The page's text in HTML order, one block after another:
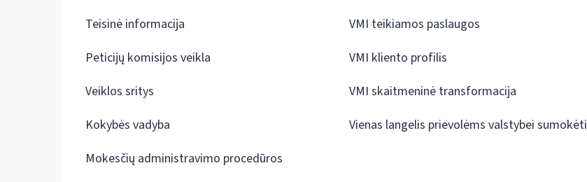
Teisinė informacija
Peticijų komisijos veikla
Veiklos sritys
Kokybės vadyba
Mokesčių administravimo procedūros
VMI teikiamos paslaugos
VMI kliento profilis
VMI skaitmeninė transformacija
Vienas langelis prievolėms valstybei sumokėti